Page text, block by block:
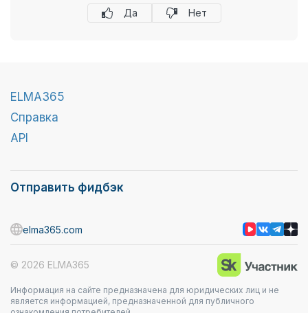
Да Нет
ELMA365
Справка
API
Отправить фидбэк
Информация на сайте предназначена для юридических лиц и не
является информацией, предназначенной для публичного
© 2026 ELMA365
elma365.com